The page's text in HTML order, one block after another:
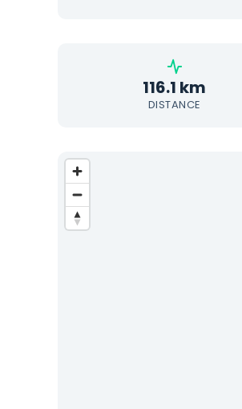
116.1 km
DISTANCE